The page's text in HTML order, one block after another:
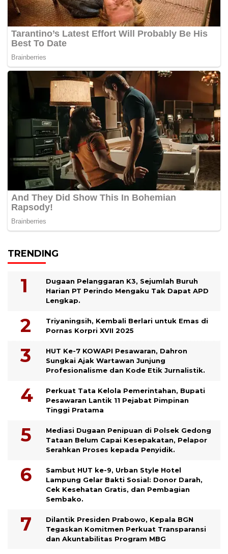
TRENDING
Dugaan Pelanggaran K3, Sejumlah Buruh
Harian PT Perindo Mengaku Tak Dapat APD
Lengkap.
Triyaningsih, Kembali Berlari untuk Emas di
Pornas Korpri XVII 2025
HUT Ke-7 KOWAPI Pesawaran, Dahron
Sungkai Ajak Wartawan Junjung
Profesionalisme dan Kode Etik Jurnalistik.
Perkuat Tata Kelola Pemerintahan, Bupati
Pesawaran Lantik 11 Pejabat Pimpinan
Tinggi Pratama
Mediasi Dugaan Penipuan di Polsek Gedong
Tataan Belum Capai Kesepakatan, Pelapor
Serahkan Proses kepada Penyidik.
Sambut HUT ke-9, Urban Style Hotel
Lampung Gelar Bakti Sosial: Donor Darah,
Cek Kesehatan Gratis, dan Pembagian
Sembako.
Dilantik Presiden Prabowo, Kepala BGN
Tegaskan Komitmen Perkuat Transparansi
dan Akuntabilitas Program MBG